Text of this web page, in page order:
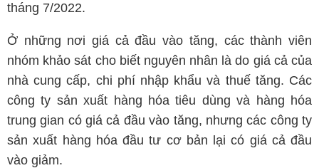
tháng 7/2022.
Ở những nơi giá cả đầu vào tăng, các thành viên
nhóm khảo sát cho biết nguyên nhân là do giá cả của
nhà cung cấp, chi phí nhập khẩu và thuế tăng. Các
công ty sản xuất hàng hóa tiêu dùng và hàng hóa
trung gian có giá cả đầu vào tăng, nhưng các công ty
sản xuất hàng hóa đầu tư cơ bản lại có giá cả đầu
vào giảm.